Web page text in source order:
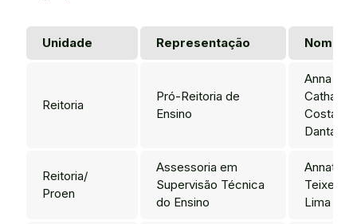
Unidade Representação Nome
Reitoria
Pró-Reitoria de
Ensino
Anna
Costa
Dantas
Reitoria/
Proen
Assessoria em
Supervisão Técnica
do Ensino
Annaterra
Teixeira
Lima